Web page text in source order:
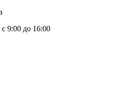
9:00 до 16:00